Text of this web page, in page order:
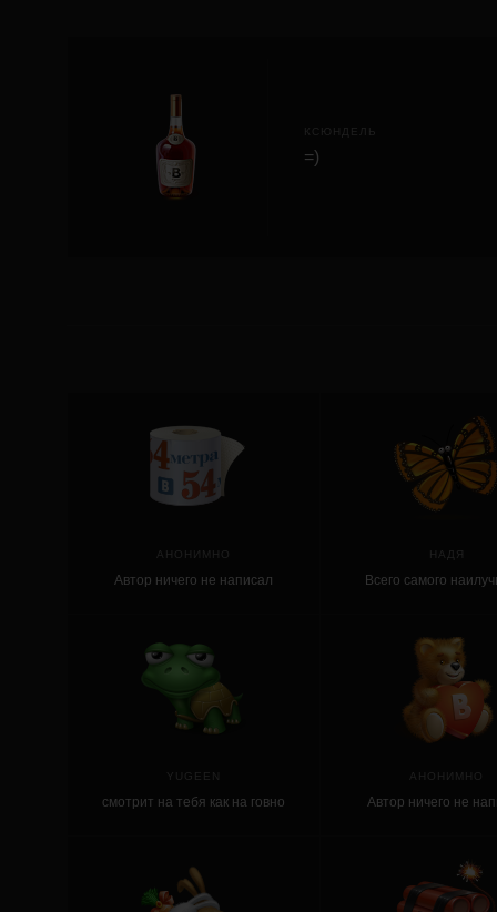
КСЮНДЕЛЬ
=)
АНОНИМНО
Автор ничего не написал
НАДЯ
Всего самого
YUGEEN
смотрит на тебя как на говно
АНОНИМНО
Автор ничего не